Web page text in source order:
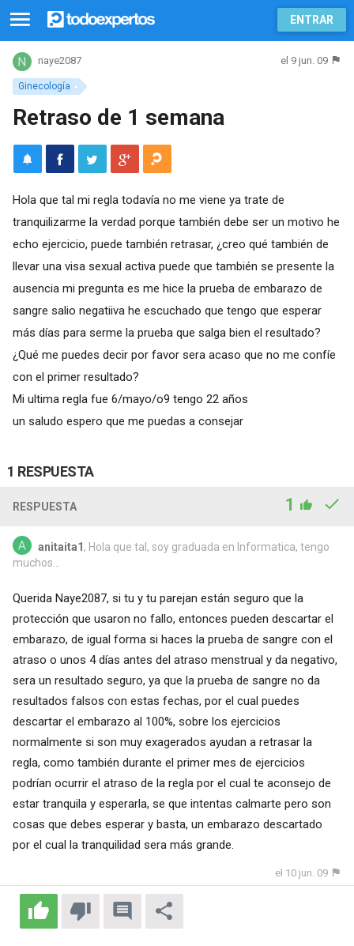
ENTRAR
Ginecología
naye2087 el 9 jun. 09
Retraso de 1 semana
Hola que tal mi regla todavía no me viene ya trate de
tranquilizarme la verdad porque también debe ser un motivo he
echo ejercicio, puede también retrasar, ¿creo qué también de
llevar una visa sexual activa puede que también se presente la
ausencia mi pregunta es me hice la prueba de embarazo de
sangre salio negatiiva he escuchado que tengo que esperar
más días para serme la prueba que salga bien el resultado?
¿Qué me puedes decir por favor sera acaso que no me confíe
con el primer resultado?
Mi ultima regla fue 6/mayo/o9 tengo 22 años
un saludo espero que me puedas a consejar
1 RESPUESTA
RESPUESTA 1
anitaita1 , Hola que tal, soy graduada en Informatica, tengo
muchos...
Querida Naye2087, si tu y tu parejan están seguro que la
protección que usaron no fallo, entonces pueden descartar el
embarazo, de igual forma si haces la prueba de sangre con el
atraso o unos 4 días antes del atraso menstrual y da negativo,
sera un resultado seguro, ya que la prueba de sangre no da
resultados falsos con estas fechas, por el cual puedes
descartar el embarazo al 100%, sobre los ejercicios
normalmente si son muy exagerados ayudan a retrasar la
regla, como también durante el primer mes de ejercicios
podrían ocurrir el atraso de la regla por el cual te aconsejo de
estar tranquila y esperarla, se que intentas calmarte pero son
cosas que debes esperar y basta, un embarazo descartado
por el cual la tranquilidad sera más grande.
el 10 jun. 09